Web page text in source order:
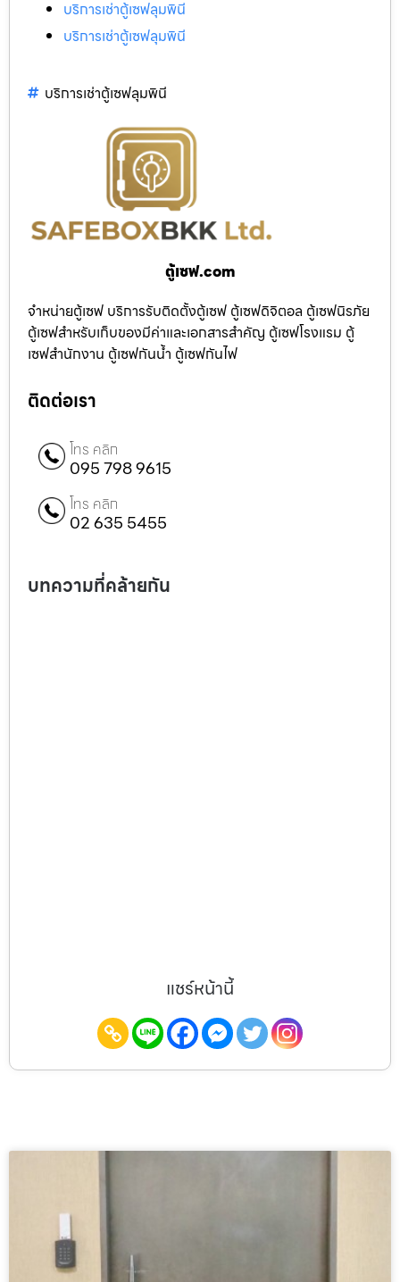
บริการเช่าตู้เซฟลุมพินี
บริการเช่าตู้เซฟลุมพินี
บริการเช่าตู้เซฟลุมพินี
ตู้เซฟ.com
จำหน่ายตู้เซฟ บริการรับติดตั้งตู้เซฟ ตู้เซฟดิจิตอล ตู้เซฟนิรภัย
ตู้เซฟสำหรับเก็บของมีค่าและเอกสารสำคัญ ตู้เซฟโรงแรม ตู้
เซฟสำนักงาน ตู้เซฟกันน้ำ ตู้เซฟกันไฟ
ติดต่อเรา
โทร คลิก
095 798 9615
โทร คลิก
02 635 5455
บทความที่คล้ายกัน
แชร์หน้านี้